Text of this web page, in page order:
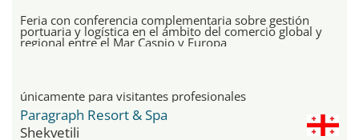
Feria con conferencia complementaria sobre gestión
portuaria y logística en el ámbito del comercio global y
regional entre el Mar Caspio y Europa
únicamente para visitantes profesionales
Paragraph Resort & Spa
Shekvetili